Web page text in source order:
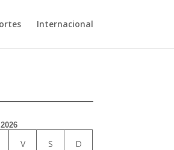
Internacional
V S D